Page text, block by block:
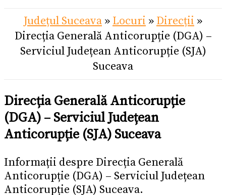
Județul Suceava » Locuri » Direcții »
Direcția Generală Anticorupție (DGA) –
Serviciul Județean Anticorupție (SJA)
Suceava
Direcția Generală Anticorupție
(DGA) – Serviciul Județean
Anticorupție (SJA) Suceava
Informații despre Direcția Generală
Anticorupție (DGA) – Serviciul Județean
Anticorupție (SJA) Suceava.